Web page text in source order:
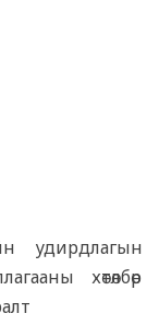
удирдлагын
хөтөлбөр